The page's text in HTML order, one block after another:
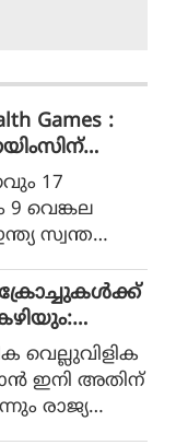
Games :
മെഡ
17
9 വെങ്കല
സ്വന്ത
വെല്ലുവിളിക
ഇനി അതിന്
രാജ്യത്തെ